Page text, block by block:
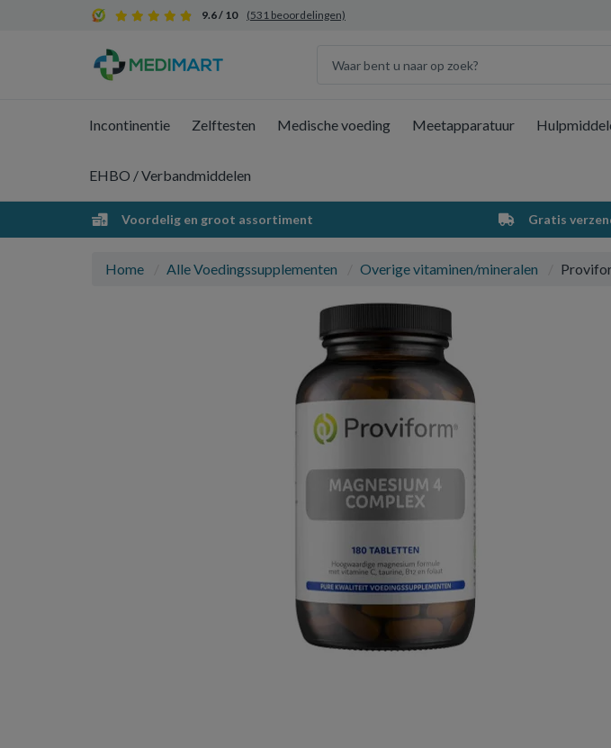
9.6 / 10 (531 beoordelingen)
Incontinentie Zelftesten Medische voeding Meetapparatuur
EHBO / Verbandmiddelen
Voordelig en groot assortiment Gratis
Home Alle Voedingssupplementen Overige vitaminen/mineralen